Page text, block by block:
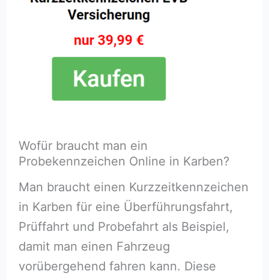
Wofür braucht man ein
Probekennzeichen Online in Karben?
Man braucht einen Kurzzeitkennzeichen
in Karben für eine Überführungsfahrt,
Prüffahrt und Probefahrt als Beispiel,
damit man einen Fahrzeug
vorübergehend fahren kann. Diese